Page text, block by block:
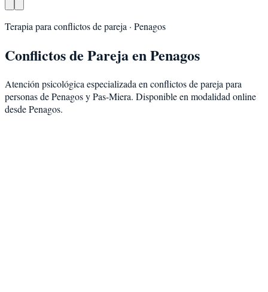
Terapia para conflictos de pareja · Penagos
Conflictos de ParejaenPenagos
Atención psicológica especializada en conflictos de pareja para
personas dePenagosyPas-Miera. Disponible en modalidad online
desde Penagos.